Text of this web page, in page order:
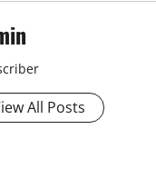
All Posts